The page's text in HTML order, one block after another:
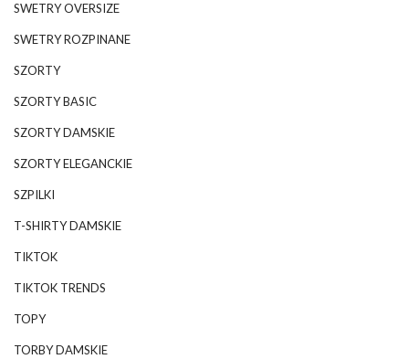
SWETRY OVERSIZE
SWETRY ROZPINANE
SZORTY
SZORTY BASIC
SZORTY DAMSKIE
SZORTY ELEGANCKIE
SZPILKI
T-SHIRTY DAMSKIE
TIKTOK
TIKTOK TRENDS
TOPY
TORBY DAMSKIE